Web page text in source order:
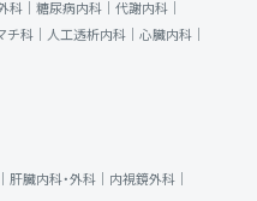
科｜ 糖尿病内科｜ 代謝内科｜
チ科｜ 人工透析内科｜ 心臓内科｜
肝臓内科・外科｜ 内視鏡外科｜